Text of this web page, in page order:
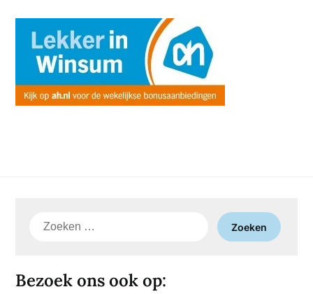
Zoeken
Bezoek ons ook op: